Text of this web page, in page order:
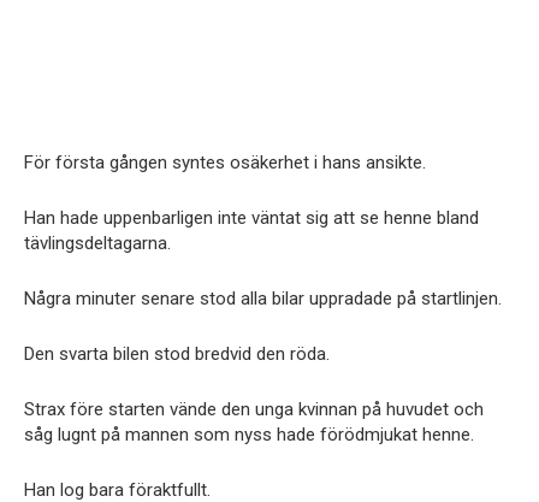
För första gången syntes osäkerhet i hans ansikte.
Han hade uppenbarligen inte väntat sig att se henne bland
tävlingsdeltagarna.
Några minuter senare stod alla bilar uppradade på startlinjen.
Den svarta bilen stod bredvid den röda.
Strax före starten vände den unga kvinnan på huvudet och
såg lugnt på mannen som nyss hade förödmjukat henne.
Han log bara föraktfullt.